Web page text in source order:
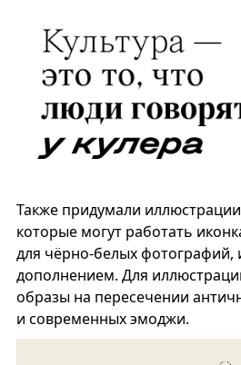
Также придумали
которые могут работать
для чёрно-белых
дополнением. Для
образы на пересечении
и современных эмоджи.